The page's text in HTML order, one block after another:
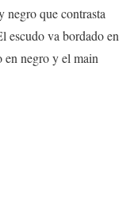
negro que contrasta
escudo va bordado en
en negro y el main